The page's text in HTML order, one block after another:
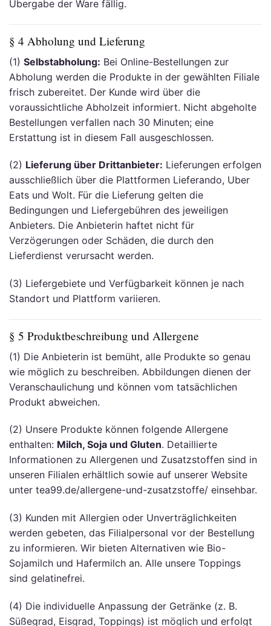
Übergabe der Ware fällig.
§ 4 Abholung und Lieferung
(1) Selbstabholung: Bei Online-Bestellungen zur
Abholung werden die Produkte in der gewählten Filiale
frisch zubereitet. Der Kunde wird über die
voraussichtliche Abholzeit informiert. Nicht abgeholte
Bestellungen verfallen nach 30 Minuten; eine
Erstattung ist in diesem Fall ausgeschlossen.
(2) Lieferung über Drittanbieter: Lieferungen erfolgen
ausschließlich über die Plattformen Lieferando, Uber
Eats und Wolt. Für die Lieferung gelten die
Bedingungen und Liefergebühren des jeweiligen
Anbieters. Die Anbieterin haftet nicht für
Verzögerungen oder Schäden, die durch den
Lieferdienst verursacht werden.
(3) Liefergebiete und Verfügbarkeit können je nach
Standort und Plattform variieren.
§ 5 Produktbeschreibung und Allergene
(1) Die Anbieterin ist bemüht, alle Produkte so genau
wie möglich zu beschreiben. Abbildungen dienen der
Veranschaulichung und können vom tatsächlichen
Produkt abweichen.
(2) Unsere Produkte können folgende Allergene
enthalten: Milch, Soja und Gluten. Detaillierte
Informationen zu Allergenen und Zusatzstoffen sind in
unseren Filialen erhältlich sowie auf unserer Website
unter tea99.de/allergene-und-zusatzstoffe/ einsehbar.
(3) Kunden mit Allergien oder Unverträglichkeiten
werden gebeten, das Filialpersonal vor der Bestellung
zu informieren. Wir bieten Alternativen wie Bio-
Sojamilch und Hafermilch an. Alle unsere Toppings
sind gelatinefrei.
(4) Die individuelle Anpassung der Getränke (z. B.
Süßegrad, Eisgrad, Toppings) ist möglich und erfolgt